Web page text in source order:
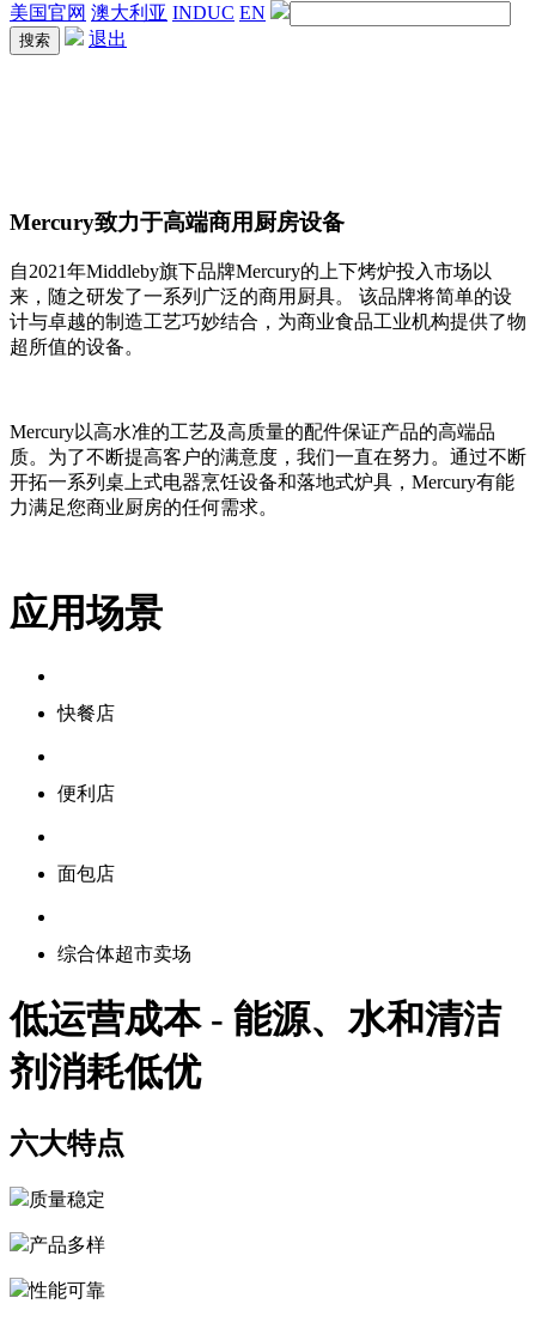
美国官网 澳大利亚 INDUC EN
退出
Mercury致力于高端商用厨房设备
自2021年Middleby旗下品牌Mercury的上下烤炉投入市场以
来，随之研发了一系列广泛的商用厨具。 该品牌将简单的设
计与卓越的制造工艺巧妙结合，为商业食品工业机构提供了物
超所值的设备。
Mercury以高水准的工艺及高质量的配件保证产品的高端品
质。为了不断提高客户的满意度，我们一直在努力。通过不断
开拓一系列桌上式电器烹饪设备和落地式炉具，Mercury有能
力满足您商业厨房的任何需求。
应用场景
快餐店
便利店
面包店
综合体超市卖场
低运营成本 - 能源、水和清洁
剂消耗低优
六大特点
质量稳定
产品多样
性能可靠